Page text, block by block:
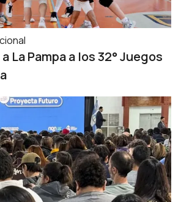
La Pampa a los 32° Juegos